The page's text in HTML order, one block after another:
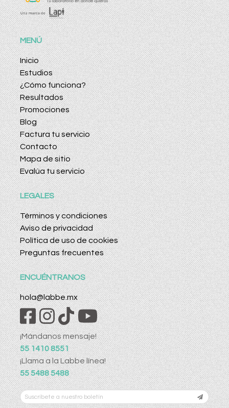
MENÚ
Inicio
Estudios
¿Cómo funciona?
Resultados
Promociones
Blog
Factura tu servicio
Contacto
Mapa de sitio
Evalúa tu servicio
LEGALES
Términos y condiciones
Aviso de privacidad
Política de uso de cookies
Preguntas frecuentes
ENCUÉNTRANOS
hola@labbe.mx
¡Mándanos mensaje!
55 1410 8551
¡Llama a la Labbe línea!
55 5488 5488